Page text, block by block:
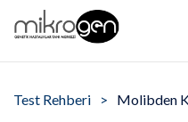
Test Rehberi Molibden